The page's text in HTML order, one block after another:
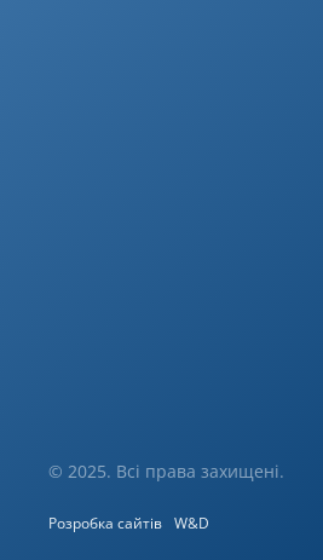
© 2025. Всі права захищені.
Розробка сайтів W&D